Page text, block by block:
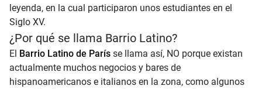
leyenda, en la cual participaron unos estudiantes en el
Siglo XV.
¿Por qué se llama Barrio Latino?
El Barrio Latino de París se llama así, NO porque existan
actualmente muchos negocios y bares de
hispanoamericanos e italianos en la zona, como algunos